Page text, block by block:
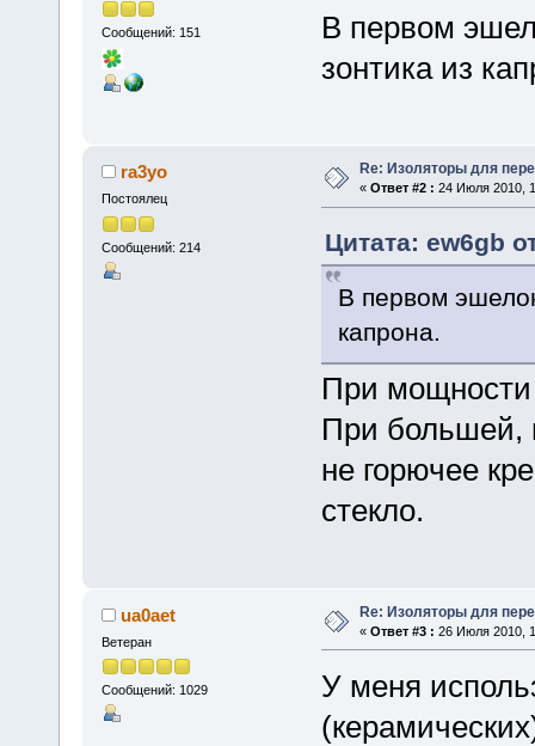
Сообщений: 151
В первом
зонтика из
ra3yo
Постоялец
Сообщений: 214
Re: Изоляторы для
« Ответ #2 : 24 Июля 2010,
Цитата: ew6gb
В первом
капрона.
При мощности
При большей,
не горючее
стекло.
ua0aet
Ветеран
Сообщений: 1029
Re: Изоляторы для
« Ответ #3 : 26 Июля 2010,
У меня